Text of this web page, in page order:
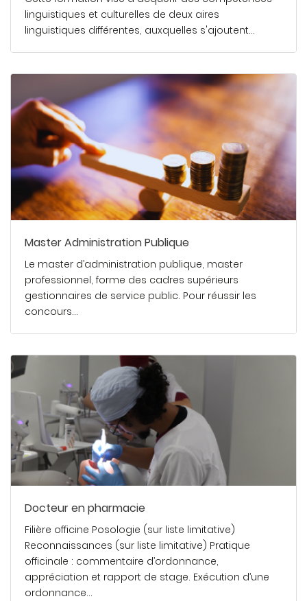
linguistiques et culturelles de deux aires
linguistiques différentes, auxquelles s'ajoutent…
Master Administration Publique
Le master d’administration publique, master
professionnel, forme des cadres supérieurs
gestionnaires de service public. Pour réussir les
concours…
Docteur en pharmacie
Filière officine Posologie (sur liste limitative)
Reconnaissances (sur liste limitative) Pratique
officinale : commentaire d’ordonnance,
appréciation et rapport de stage. Exécution d’une
ordonnance…